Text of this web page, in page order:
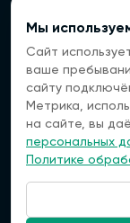
2026 г.
Все цены
характер,
факторов.
Мы —
услуги
Наша
Мы
Сайт
ваше
сайту
Метрика,
на сайте, вы
персональных
Политике